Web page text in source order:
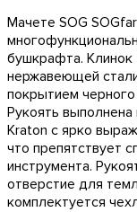
Мачете SOG
бушкрафта.
нержавеющей
покрытием
Рукоять
Kraton с ярко
что препятствует
инструмента.
отверстие для
комплектуется